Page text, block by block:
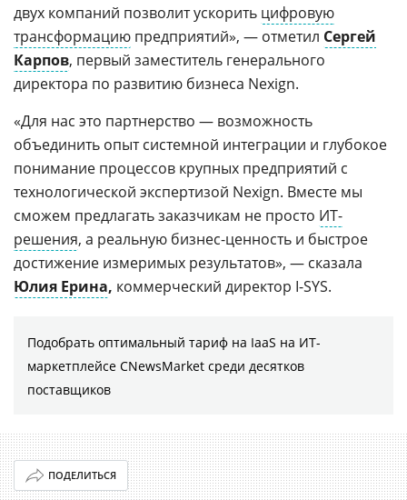
двух компаний позволит ускорить цифровую
трансформацию предприятий», — отметил Сергей
Карпов, первый заместитель генерального
директора по развитию бизнеса Nexign.
«Для нас это партнерство — возможность
объединить опыт системной интеграции и глубокое
понимание процессов крупных предприятий с
технологической экспертизой Nexign. Вместе мы
сможем предлагать заказчикам не просто ИТ-
решения, а реальную бизнес-ценность и быстрое
достижение измеримых результатов», — сказала
Юлия Ерина, коммерческий директор I-SYS.
Подобрать оптимальный тариф на IaaS на ИТ-
маркетплейсе CNewsMarket среди десятков
поставщиков
ПОДЕЛИТЬСЯ